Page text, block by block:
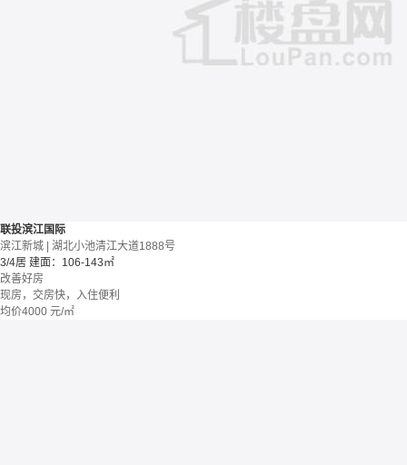
联投滨江国际
滨江新城 | 湖北小池清江大道1888号
3/4居 建面：106-143㎡
改善好房
现房，交房快，入住便利
均价4000 元/㎡